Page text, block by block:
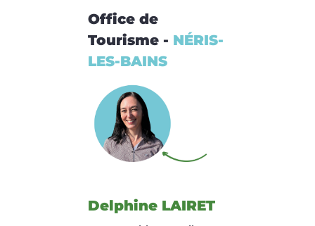
Office de
Tourisme - NÉRIS-
LES-BAINS
Delphine LAIRET